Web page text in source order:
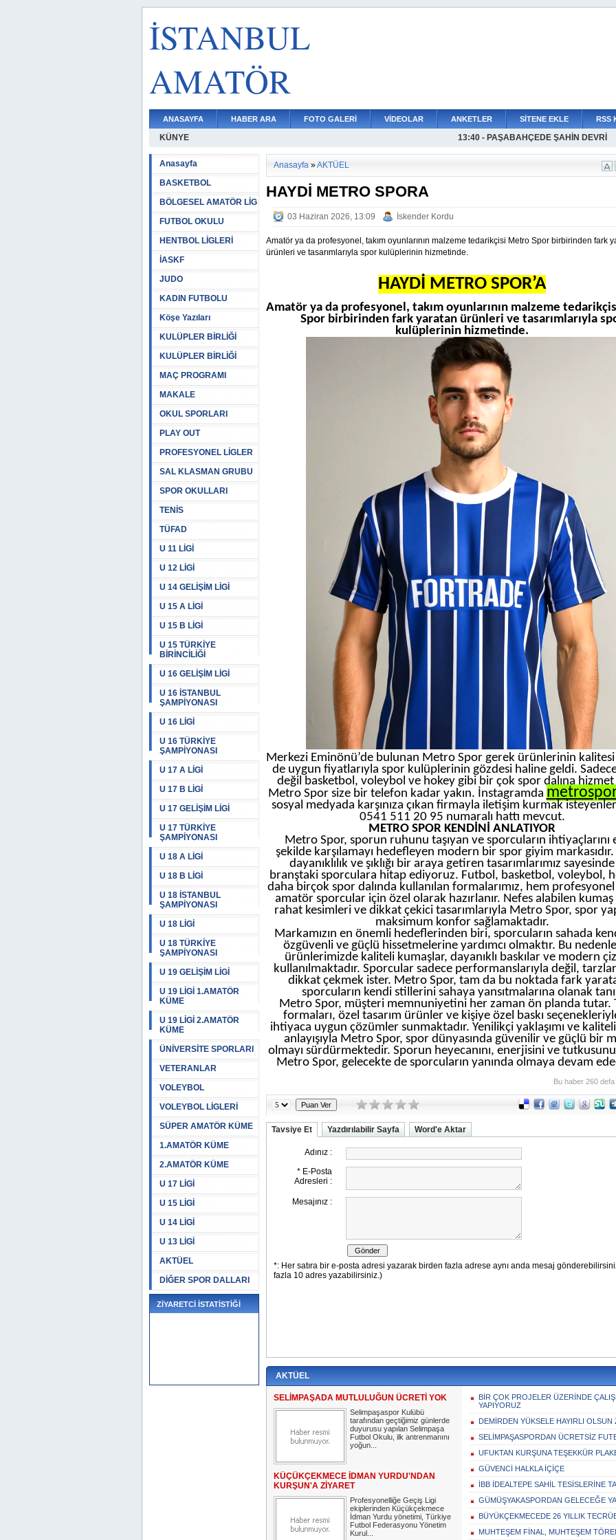
İSTANBUL
AMATÖR
ANASAYFA HABER ARA FOTO GALERİ VİDEOLAR ANKETLER SİTENE EKLE RSS
KÜNYE 13:40 - PAŞABAHÇEDE ŞAHİN DEVRİ
Anasayfa
BASKETBOL
BÖLGESEL AMATÖR LİG
FUTBOL OKULU
HENTBOL LİGLERİ
İASKF
JUDO
KADIN FUTBOLU
Köşe Yazıları
KULÜPLER BİRLİĞİ
KULÜPLER BİRLİĞİ
MAÇ PROGRAMI
MAKALE
OKUL SPORLARI
PLAY OUT
PROFESYONEL LİGLER
SAL KLASMAN GRUBU
SPOR OKULLARI
TENİS
TÜFAD
U 11 LİGİ
U 12 LİGİ
U 14 GELİŞİM LİGİ
U 15 A LİGİ
U 15 B LİGİ
U 15 TÜRKİYE
BİRİNCİLİĞİ
U 16 GELİŞİM LİGİ
U 16 İSTANBUL
ŞAMPİYONASI
U 16 LİGİ
U 16 TÜRKİYE
ŞAMPİYONASI
U 17 A LİGİ
U 17 B LİGİ
U 17 GELİŞİM LİGİ
U 17 TÜRKİYE
ŞAMPİYONASI
U 18 A LİGİ
U 18 B LİGİ
U 18 İSTANBUL
ŞAMPİYONASI
U 18 LİGİ
U 18 TÜRKİYE
ŞAMPİYONASI
U 19 GELİŞİM LİGİ
U 19 LİGİ 1.AMATÖR
KÜME
U 19 LİGİ 2.AMATÖR
KÜME
ÜNİVERSİTE SPORLARI
VETERANLAR
VOLEYBOL
VOLEYBOL LİGLERİ
SÜPER AMATÖR KÜME
1.AMATÖR KÜME
2.AMATÖR KÜME
U 17 LİGİ
U 15 LİGİ
U 14 LİGİ
U 13 LİGİ
AKTÜEL
DİĞER SPOR DALLARI
ZİYARETCİ İSTATİSTİĞİ
Anasayfa »AKTÜEL
HAYDİ METRO SPORA
03 Haziran 2026, 13:09 İskender Kordu
Amatör ya da profesyonel, takım oyunlarının malzeme tedarikçisi Metro Spor birbirinden fark
ürünleri ve tasarımlarıyla spor kulüplerinin hizmetinde.
HAYDİ METRO SPOR’A
Amatör ya da profesyonel, takım oyunlarının malzeme
Spor birbirinden fark yaratan ürünleri ve tasarımlarıyla
kulüplerinin hizmetinde.
Merkezi Eminönü’de bulunan Metro Spor gerek ürünlerinin kalitesi
de uygun fiyatlarıyla spor kulüplerinin gözdesi haline geldi.
değil basketbol, voleybol ve hokey gibi bir çok spor dalına
Metro Spor size bir telefon kadar yakın. İnstagramda
sosyal medyada karşınıza çıkan firmayla iletişim kurmak
0541 511 20 95 numaralı hattı mevcut.
METRO SPOR KENDİNİ ANLATIYOR
Metro Spor, sporun ruhunu taşıyan ve sporcuların ihtiyaçlarını
şekilde karşılamayı hedefleyen modern bir spor giyim
dayanıklılık ve şıklığı bir araya getiren tasarımlarımız
branştaki sporculara hitap ediyoruz. Futbol, basketbol, voleybol,
daha birçok spor dalında kullanılan formalarımız, hem
amatör sporcular için özel olarak hazırlanır. Nefes alabilen kumaş
rahat kesimleri ve dikkat çekici tasarımlarıyla Metro Spor, spor
maksimum konfor sağlamaktadır.
Markamızın en önemli hedeflerinden biri, sporcuların sahada
özgüvenli ve güçlü hissetmelerine yardımcı olmaktır. Bu
ürünlerimizde kaliteli kumaşlar, dayanıklı baskılar ve modern
kullanılmaktadır. Sporcular sadece performanslarıyla değil,
dikkat çekmek ister. Metro Spor, tam da bu noktada fark
sporcuların kendi stillerini sahaya yansıtmalarına olanak
Metro Spor, müşteri memnuniyetini her zaman ön planda tutar.
formaları, özel tasarım ürünler ve kişiye özel baskı
ihtiyaca uygun çözümler sunmaktadır. Yenilikçi yaklaşımı ve
anlayışıyla Metro Spor, spor dünyasında güvenilir ve güçlü bir
olmayı sürdürmektedir. Sporun heyecanını, enerjisini ve tutkusunu
Metro Spor, gelecekte de sporcuların yanında olmaya devam
Bu haber 260
Tavsiye Et Yazdırılabilir Sayfa Word'e Aktar
AKTÜEL
SELİMPAŞADA MUTLULUĞUN ÜCRETİ YOK
Selimpaşaspor Kulübü
tarafından geçtiğimiz günlerde
duyurusu yapılan Selimpaşa
Futbol Okulu, ilk antrenmanını
yoğun...
KÜÇÜKÇEKMECE İDMAN YURDU'NDAN
KURŞUN'A ZİYARET
Profesyonelliğe Geçiş Ligi
ekiplerinden Küçükçekmece
İdman Yurdu yönetimi, Türkiye
Futbol Federasyonu Yönetim
Kurul...
BİR ÇOK PROJELER ÜZERİNDE
YAPIYORUZ
DEMİRDEN YÜKSELE HAYIRLI OLSUN
SELİMPAŞASPORDAN ÜCRETSİZ
UFUKTAN KURŞUNA TEŞEKKÜR
GÜVENCİ HALKLA İÇİÇE
İBB İDEALTEPE SAHİL TESİSLERİNE
GÜMÜŞYAKASPORDAN GELECEĞE
BÜYÜKÇEKMECEDE 26 YILLIK
MUHTEŞEM FİNAL, MUHTEŞEM